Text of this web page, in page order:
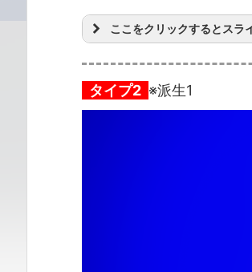
ここをクリックするとスラ
タイプ2 ※派生1